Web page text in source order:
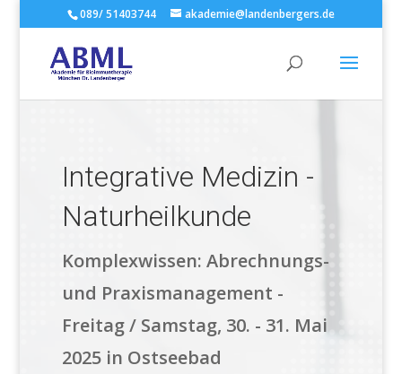
089/ 51403744 akademie@landenbergers.de
Integrative Medizin -
Naturheilkunde
Komplexwissen: Abrechnungs-
und Praxismanagement -
Freitag / Samstag, 30. - 31. Mai
2025 in Ostseebad